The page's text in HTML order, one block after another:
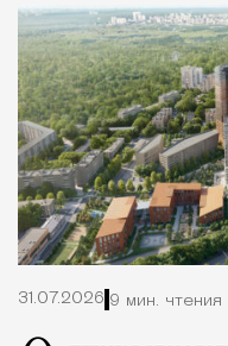
31.07.2026 9 мин. чтения